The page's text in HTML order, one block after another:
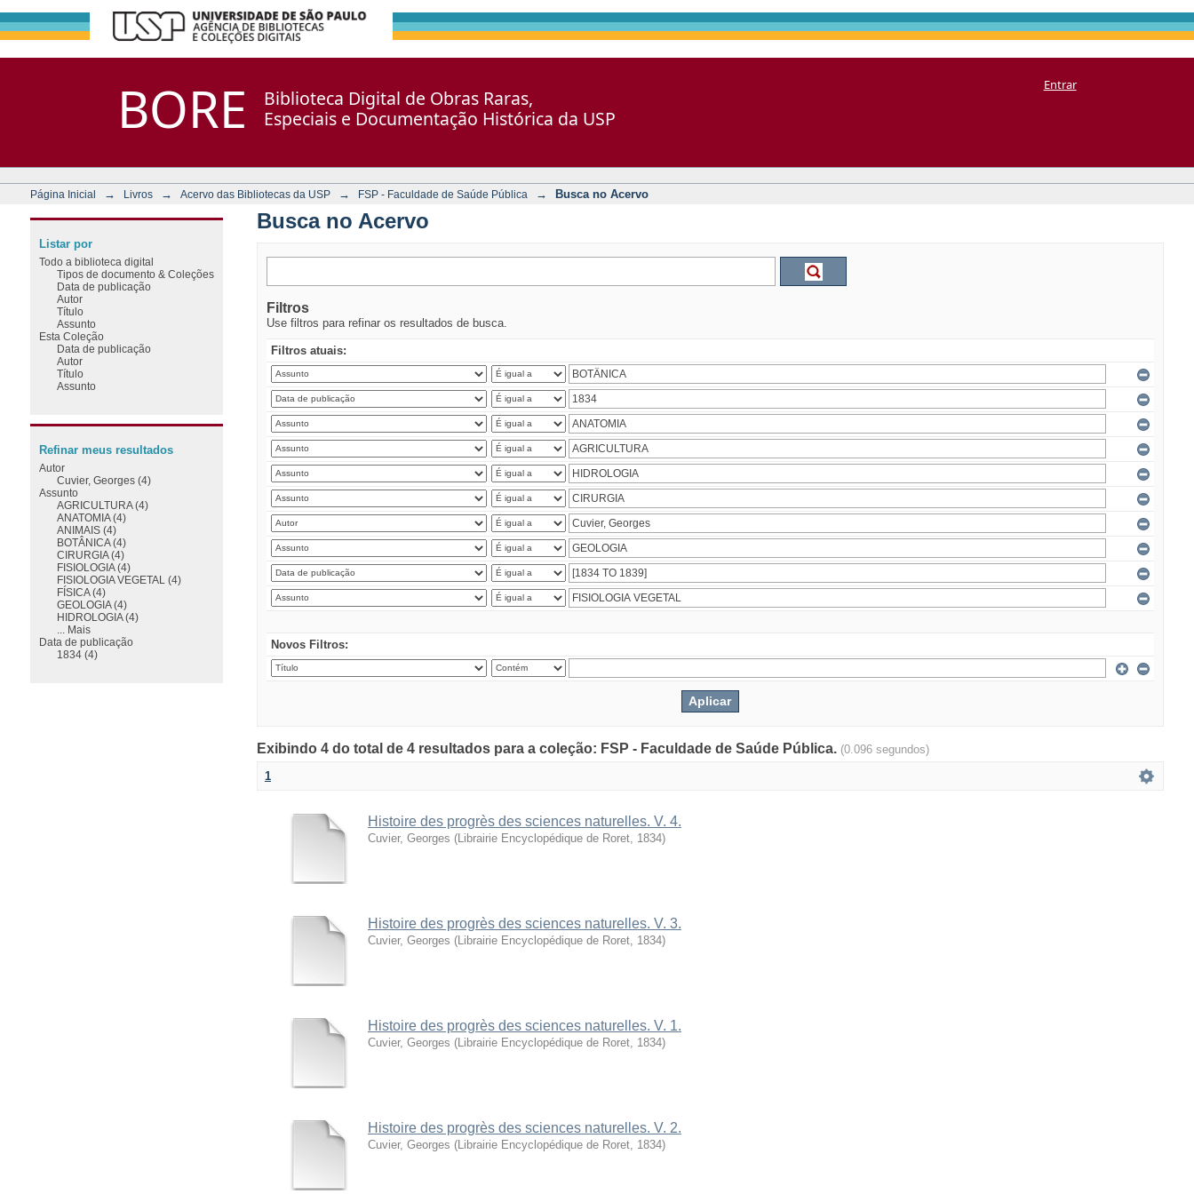
BORE
Biblioteca Digital de Obras Raras,
Especiais e Documentação Histórica da USP
Entrar
Página Inicial → Livros → Acervo das Bibliotecas da USP → FSP - Faculdade de Saúde Pública → Busca no Acervo
Busca no Acervo
Filtros
Use filtros para refinar os resultados de busca.
Filtros atuais:
Novos Filtros:
Exibindo 4 do total de 4 resultados para a coleção: FSP - Faculdade de Saúde Pública. (0.096 segundos)
1
Histoire des progrès des sciences naturelles. V. 4.
Cuvier, Georges (Librairie Encyclopédique de Roret, 1834)
Histoire des progrès des sciences naturelles. V. 3.
Cuvier, Georges (Librairie Encyclopédique de Roret, 1834)
Histoire des progrès des sciences naturelles. V. 1.
Cuvier, Georges (Librairie Encyclopédique de Roret, 1834)
Histoire des progrès des sciences naturelles. V. 2.
Cuvier, Georges (Librairie Encyclopédique de Roret, 1834)
Listar por
Todo a biblioteca digital
Tipos de documento & Coleções
Data de publicação
Autor
Título
Assunto
Esta Coleção
Data de publicação
Autor
Título
Assunto
Refinar meus resultados
Autor
Cuvier, Georges (4)
Assunto
AGRICULTURA (4)
ANATOMIA (4)
ANIMAIS (4)
BOTÂNICA (4)
CIRURGIA (4)
FISIOLOGIA (4)
FISIOLOGIA VEGETAL (4)
FÍSICA (4)
GEOLOGIA (4)
HIDROLOGIA (4)
... Mais
Data de publicação
1834 (4)